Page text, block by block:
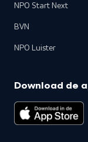
NPO Start Next
BVN
NPO Luister
Download de